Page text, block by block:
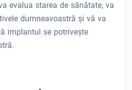
evalua starea de sănătate, va
dumneavoastră și vă va
implantul se potrivește